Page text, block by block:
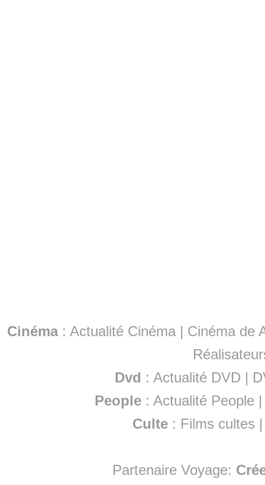
Cinéma: Actualité Cinéma | Cinéma de
Dvd : Actualité DVD |
People :Actualité People
Culte : Films cultes
Partenaire Voyage: